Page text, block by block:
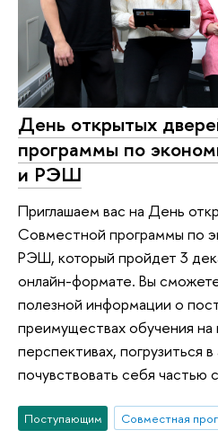
День открытых
программы по
и РЭШ
Приглашаем вас на День
Совместной программы по
РЭШ, который пройдет 3
онлайн-формате. Вы
полезной информации о
преимуществах обучения
перспективах, погрузиться
почувствовать себя
Поступающим